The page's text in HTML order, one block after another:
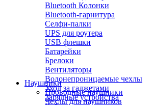
Bluetooth Колонки
Bluetooth-гарнитура
Селфи-палки
UPS для роутера
USB флешки
Батарейки
Брелоки
Вентиляторы
Водонепроницаемые чехлы
Уход за гаджетами
Зарядные устройства
Наушники
Проводные наушники
Чехлы для наушников